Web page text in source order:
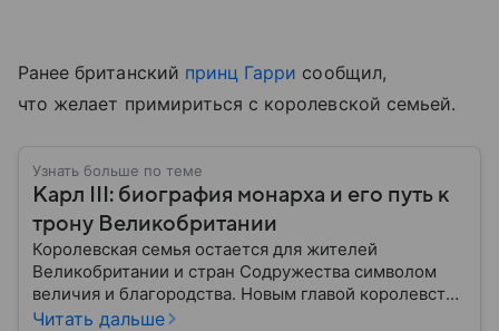
Ранее британский принц Гарри сообщил,
что желает примириться с королевской семьей.
Узнать больше по теме
Карл III: биография монарха и его путь к
трону Великобритании
Королевская семья остается для жителей
Великобритании и стран Содружества символом
величия и благородства. Новым главой королевства
после смерти Елизаветы II стал Карл III, который
Читать дальше